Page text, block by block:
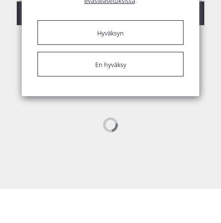
Hyväksyn
En hyväksy